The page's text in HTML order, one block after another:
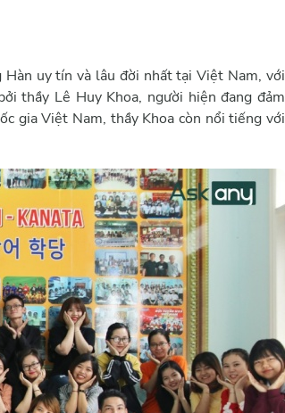
uy tín và lâu đời nhất tại Việt Nam, với
thầy Lê Huy Khoa, người hiện đang đảm
gia Việt Nam, thầy Khoa còn nổi tiếng với